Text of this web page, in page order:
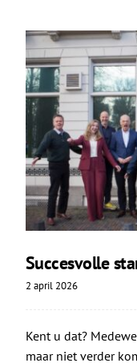
Succesvolle
2 april 2026
Kent u dat?
maar niet verder